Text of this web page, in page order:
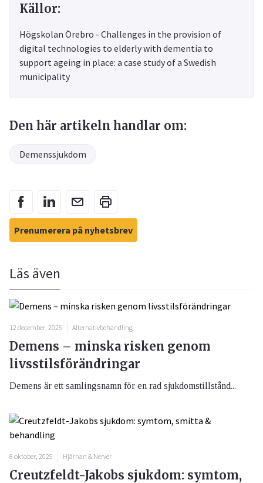
Källor:
Högskolan Örebro - Challenges in the provision of
digital technologies to elderly with dementia to
support ageing in place: a case study of a Swedish
municipality
Den här artikeln handlar om:
Demenssjukdom
Prenumerera på nyhetsbrev
Läs även
12 december, 2025 Alternativbehandling
Demens – minska risken genom
livsstilsförändringar
Demens är ett samlingsnamn för en rad sjukdomstillstånd...
8 oktober, 2025 Hjärnan & Nerver
Creutzfeldt-Jakobs sjukdom: symtom,